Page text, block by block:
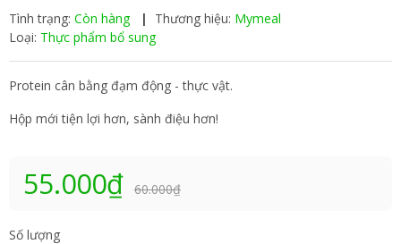
Tình trạng: Còn hàng | Thương hiệu: Mymeal
Loại: Thực phẩm bổ sung
Protein cân bằng đạm động - thực vật.
Hộp mới tiện lợi hơn, sành điệu hơn!
55.000₫ 60.000₫
Số lượng